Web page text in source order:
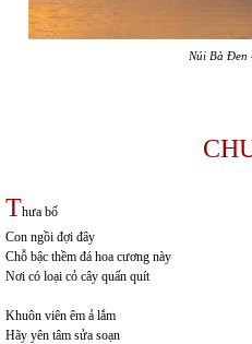
Núi Bà Đen
Thưa bố
Con ngồi đợi đây
Chỗ bậc thềm đá hoa cương này
Nơi có loại cỏ cây quấn quít
Khuôn viên êm ả lắm
Hãy yên tâm sửa soạn